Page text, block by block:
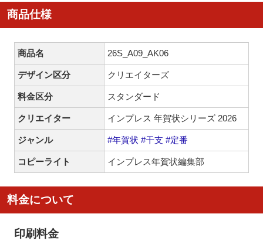
商品仕様
商品名 26S_A09_AK06
デザイン区分 クリエイターズ
料金区分 スタンダード
クリエイター インプレス 年賀状シリーズ 2026
ジャンル #年賀状 #干支 #定番
コピーライト インプレス年賀状編集部
料金について
印刷料金